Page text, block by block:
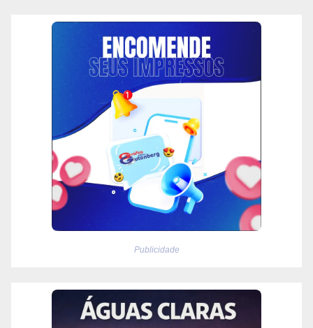
Publicidade